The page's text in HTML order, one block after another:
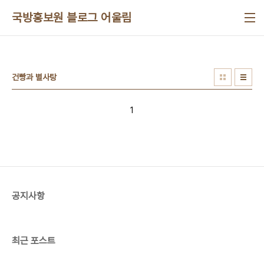
국방홍보원 블로그 어울림
건빵과 별사탕
1
공지사항
최근 포스트